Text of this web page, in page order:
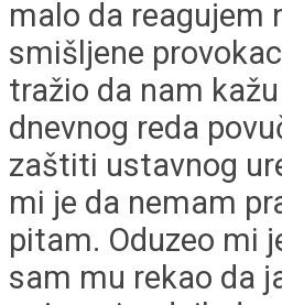
malo da reagujem
smišljene
tražio da nam
dnevnog reda
zaštiti ustavnog
mi je da nemam
pitam. Oduzeo mi
sam mu rekao da